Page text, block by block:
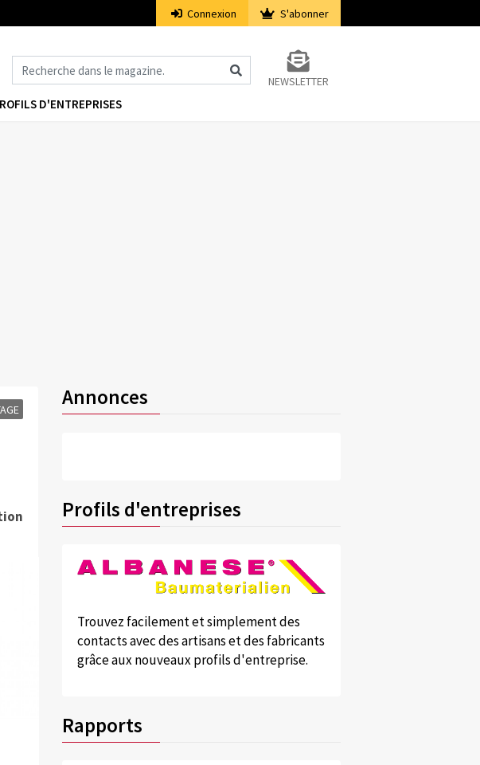
Connexion S'abonner
NEWSLETTER
D'ENTREPRISES
Annonces
Profils d'entreprises
Trouvez facilement et simplement des
contacts avec des artisans et des fabricants
grâce aux nouveaux profils d'entreprise.
Rapports